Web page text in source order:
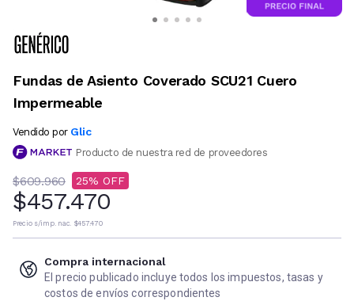
Fundas de Asiento Coverado SCU21 Cuero
Impermeable
Vendido por Glic
Producto de nuestra red de proveedores
$609.960 25
$457.470
Precio s/imp. nac. $457.470
Compra internacional
El precio publicado incluye todos los impuestos, tasas y
costos de envíos correspondientes